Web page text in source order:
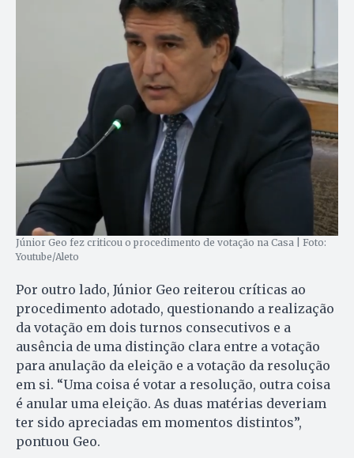
Júnior Geo fez criticou o procedimento de votação na Casa | Foto:
Youtube/Aleto
Por outro lado, Júnior Geo reiterou críticas ao
procedimento adotado, questionando a realização
da votação em dois turnos consecutivos e a
ausência de uma distinção clara entre a votação
para anulação da eleição e a votação da resolução
em si. “Uma coisa é votar a resolução, outra coisa
é anular uma eleição. As duas matérias deveriam
ter sido apreciadas em momentos distintos”,
pontuou Geo.